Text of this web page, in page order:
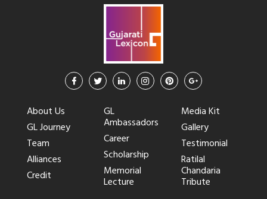
About Us
GL Journey
Team
Alliances
Credit
GL
Ambassadors
Career
Scholarship
Memorial
Lecture
Media Kit
Gallery
Testimonial
Ratilal
Chandaria
Tribute